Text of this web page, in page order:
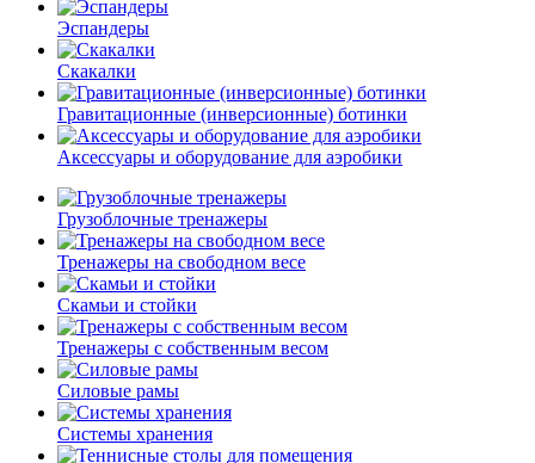
Эспандеры
Скакалки
Гравитационные (инверсионные) ботинки
Аксессуары и оборудование для аэробики
Грузоблочные тренажеры
Тренажеры на свободном весе
Скамьи и стойки
Тренажеры с собственным весом
Силовые рамы
Системы хранения